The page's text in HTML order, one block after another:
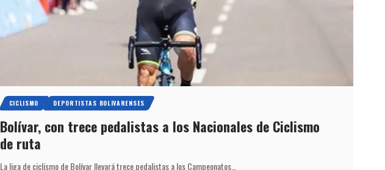
CICLISMO DEPORTISTAS BOLIVARENSES
Bolívar, con trece pedalistas a los Nacionales de Ciclismo
de ruta
La liga de ciclismo de Bolívar llevará trece pedalistas a los Campeonatos…